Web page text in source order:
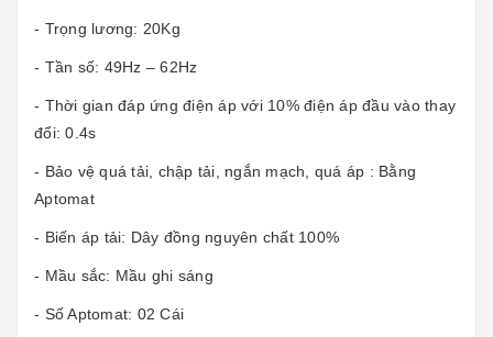
- Trọng lương: 20Kg
- Tần số: 49Hz – 62Hz
- Thời gian đáp ứng điện áp với 10% điện áp đầu vào thay
đổi: 0.4s
- Bảo vệ quá tải, chập tải, ngắn mạch, quá áp : Bằng
Aptomat
- Biến áp tải: Dây đồng nguyên chất 100%
- Mầu sắc: Mầu ghi sáng
- Số Aptomat: 02 Cái